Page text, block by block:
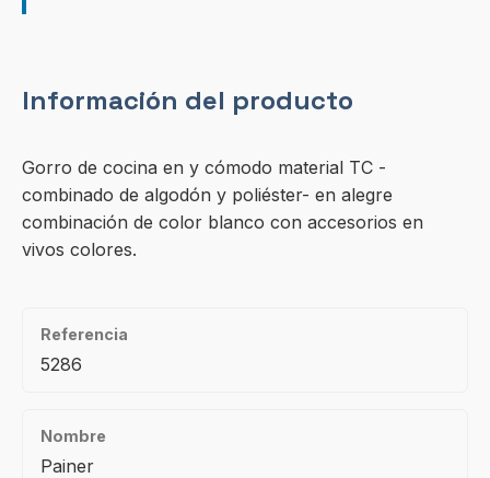
Información del producto
Gorro de cocina en y cómodo material TC -
combinado de algodón y poliéster- en alegre
combinación de color blanco con accesorios en
vivos colores.
Referencia
5286
Nombre
Painer